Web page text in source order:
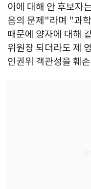
이에 대해 안 후보자
음의 문제"라며 "과
때문에 양자에 대해
위원장 되더라도 제
인권위 객관성을 훼